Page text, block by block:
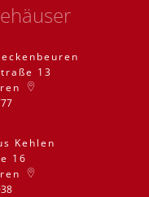
13
Kehlen
16